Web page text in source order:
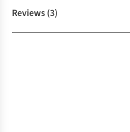
Reviews(3)